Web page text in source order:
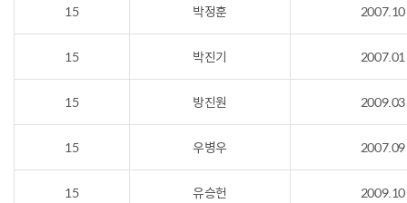
15 박정훈 2007.10
15 박진기 2007.01
15 방진원 2009.03
15 우병우 2007.09
15 유승헌 2009.10